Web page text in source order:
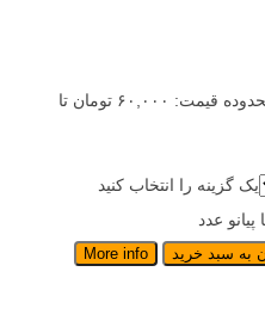
محدوده قیمت: ۶۰,۰۰۰ تومان تا
یک گزینه را انتخاب کنید
عدد
به سبد خرید More info